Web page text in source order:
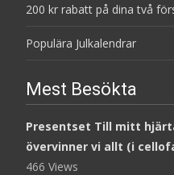
200 kr rabatt på dina två
Populära Julkalendrar
Mest Besökta
Presentset Till mitt
övervinner vi allt (i
466 Views